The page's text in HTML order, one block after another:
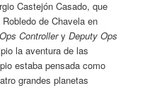
Castejón Casado, que
de Chavela en
ControlleryDeputy Ops
la aventura de las
estaba pensada como
grandes planetas